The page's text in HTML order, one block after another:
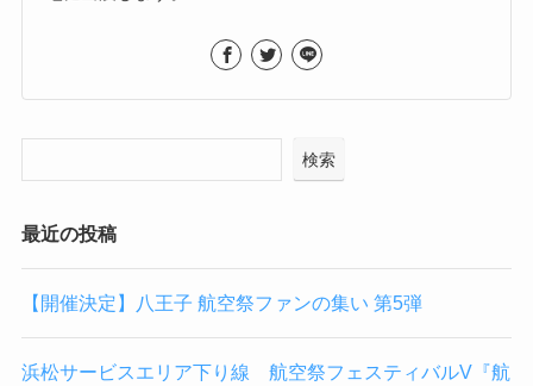
検索
最近の投稿
【開催決定】八王子 航空祭ファンの集い 第5弾
浜松サービスエリア下り線 航空祭フェスティバルV『航